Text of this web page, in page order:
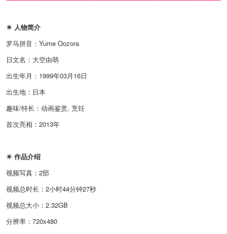
☀ 人物简介
罗马拼音：Yume Oozora
日文名：大空由萌
出生年月：1999年03月16日
出生地：日本
趣味/特长：动画鉴赏, 烹饪
首次亮相：2013年
☀ 作品介绍
视频写真：2部
视频总时长：2小时44分钟27秒
视频总大小：2.32GB
分辨率：720x480